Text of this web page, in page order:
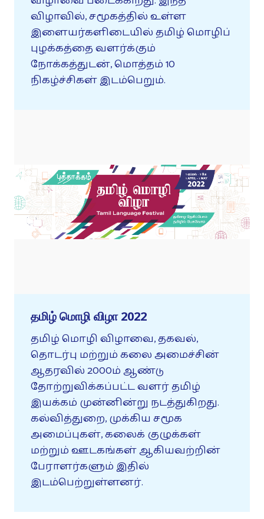
விழாவில், சமூகத்தில் உள்ள
இளையர்களிடையில் தமிழ் மொழிப்
புழக்கத்தை வளர்க்கும்
நோக்கத்துடன், மொத்தம் 10
நிகழ்ச்சிகள் இடம்பெறும்.
தமிழ் மொழி விழா 2022
தமிழ் மொழி விழாவை, தகவல்,
தொடர்பு மற்றும் கலை அமைச்சின்
ஆதரவில் 2000ம் ஆண்டு
தோற்றுவிக்கப்பட்ட வளர் தமிழ்
இயக்கம் முன்னின்று நடத்துகிறது.
கல்வித்துறை, முக்கிய சமூக
அமைப்புகள், கலைக் குழுக்கள்
மற்றும் ஊடகங்கள் ஆகியவற்றின்
பேராளர்களும் இதில்
இடம்பெற்றுள்ளனர்.